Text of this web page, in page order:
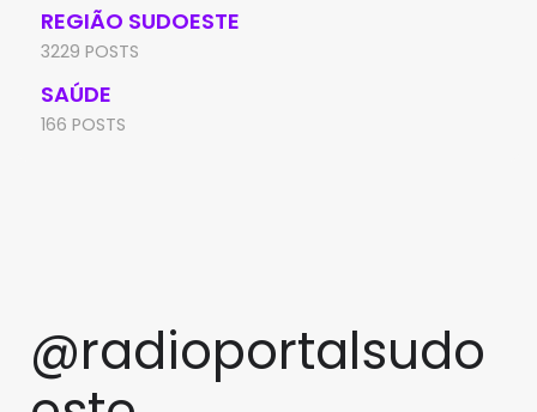
REGIÃO SUDOESTE
3229 POSTS
SAÚDE
166 POSTS
@radioportalsudo